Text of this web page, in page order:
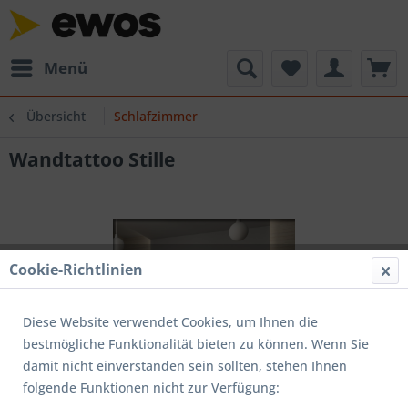
Menü
Übersicht Schlafzimmer
Wandtattoo Stille
Cookie-Richtlinien
Diese Website verwendet Cookies, um Ihnen die
bestmögliche Funktionalität bieten zu können. Wenn Sie
damit nicht einverstanden sein sollten, stehen Ihnen
folgende Funktionen nicht zur Verfügung: